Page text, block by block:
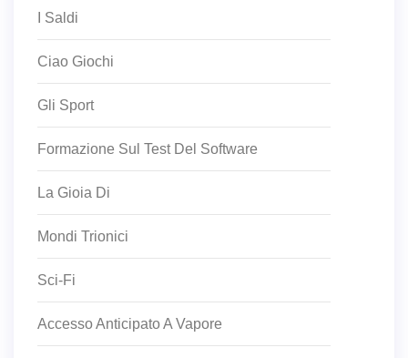
I Saldi
Ciao Giochi
Gli Sport
Formazione Sul Test Del Software
La Gioia Di
Mondi Trionici
Sci-Fi
Accesso Anticipato A Vapore